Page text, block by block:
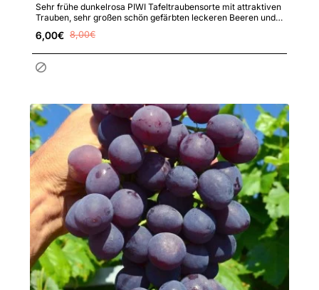
Sehr frühe dunkelrosa PIWI Tafeltraubensorte mit attraktiven
Trauben, sehr großen schön gefärbten leckeren Beeren und
6,00€ 8,00€